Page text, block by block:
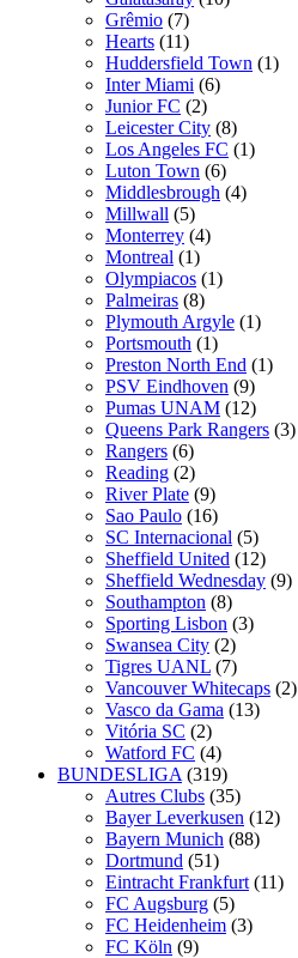
Grêmio (7)
Hearts (11)
Huddersfield Town (1)
Inter Miami (6)
Junior FC (2)
Leicester City (8)
Los Angeles FC (1)
Luton Town (6)
Middlesbrough (4)
Millwall (5)
Monterrey (4)
Montreal (1)
Olympiacos (1)
Palmeiras (8)
Plymouth Argyle (1)
Portsmouth (1)
Preston North End (1)
PSV Eindhoven (9)
Pumas UNAM (12)
Queens Park Rangers (3)
Rangers (6)
Reading (2)
River Plate (9)
Sao Paulo (16)
SC Internacional (5)
Sheffield United (12)
Sheffield Wednesday (9)
Southampton (8)
Sporting Lisbon (3)
Swansea City (2)
Tigres UANL (7)
Vancouver Whitecaps (2)
Vasco da Gama (13)
Vitória SC (2)
Watford FC (4)
BUNDESLIGA (319)
Autres Clubs (35)
Bayer Leverkusen (12)
Bayern Munich (88)
Dortmund (51)
Eintracht Frankfurt (11)
FC Augsburg (5)
FC Heidenheim (3)
FC Köln (9)